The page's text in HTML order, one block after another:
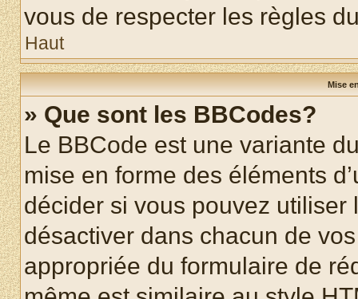
vous de respecter les règles
Haut
Mise
» Que sont les BBCodes?
Le BBCode est une variante
mise en forme des éléments
décider si vous pouvez
désactiver dans chacun de
appropriée du formulaire de